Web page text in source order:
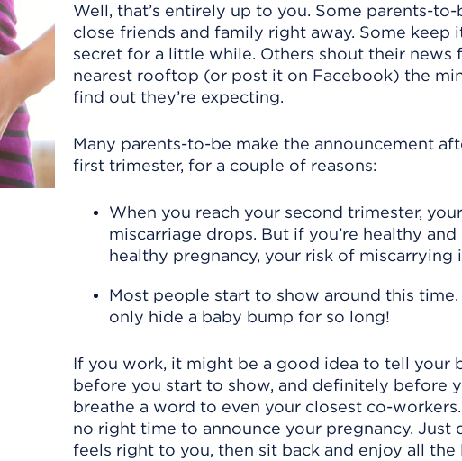
Well, that’s entirely up to you. Some parents-to-
close friends and family right away. Some keep
secret for a little while. Others shout their news
nearest rooftop (or post it on Facebook) the
find out they’re expecting.
Many parents-to-be make the announcement
first trimester, for a couple of reasons:
When you reach your second trimester,
miscarriage drops. But if you’re healthy and
healthy pregnancy, your risk of miscarrying
Most people start to show around this time.
only hide a baby bump for so long!
If you work, it might be a good idea to tell your
before you start to show, and definitely before
breathe a word to even your closest co-workers.
no right time to announce your pregnancy. Just
feels right to you, then sit back and enjoy all the